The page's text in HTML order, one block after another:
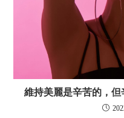
維持美麗是辛苦的，但